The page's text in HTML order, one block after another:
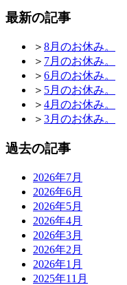
最新の記事
＞ 8月のお休み。
＞ 7月のお休み。
＞ 6月のお休み。
＞ 5月のお休み。
＞ 4月のお休み。
＞ 3月のお休み。
過去の記事
2026年7月
2026年6月
2026年5月
2026年4月
2026年3月
2026年2月
2026年1月
2025年11月